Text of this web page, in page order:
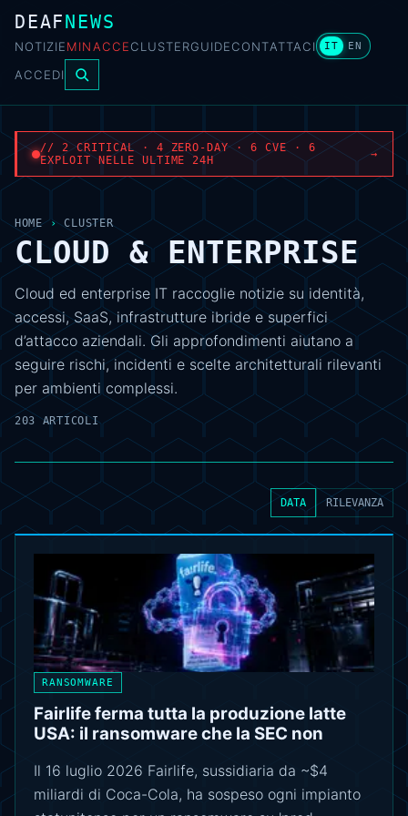
DEAFNEWS
NOTIZIEMINACCECLUSTERGUIDECONTATTACI IT EN
ACCEDI
// 2 CRITICAL · 4 ZERO-DAY · 6 CVE · 6
EXPLOIT NELLE ULTIME 24H
→
HOME › CLUSTER
CLOUD & ENTERPRISE
Cloud ed enterprise IT raccoglie notizie su identità,
accessi, SaaS, infrastrutture ibride e superfici
d’attacco aziendali. Gli approfondimenti aiutano a
seguire rischi, incidenti e scelte architetturali rilevanti
per ambienti complessi.
203 ARTICOLI
DATA RILEVANZA
RANSOMWARE
Fairlife ferma tutta la produzione latte
USA: il ransomware che la SEC non
Il 16 luglio 2026 Fairlife, sussidiaria da ~$4
miliardi di Coca-Cola, ha sospeso ogni impianto